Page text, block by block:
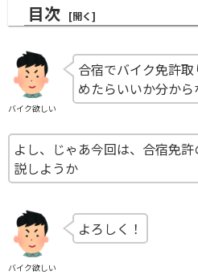
目次
バイク欲しい
合宿でバイク免許
めたらいいか分から
よし、じゃあ今回は、合宿免
説しようか
バイク欲しい
よろしく！